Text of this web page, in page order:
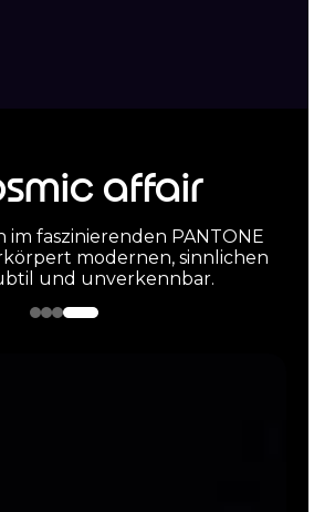
affair
im faszinierenden PANTONE
modernen, sinnlichen
und unverkennbar.